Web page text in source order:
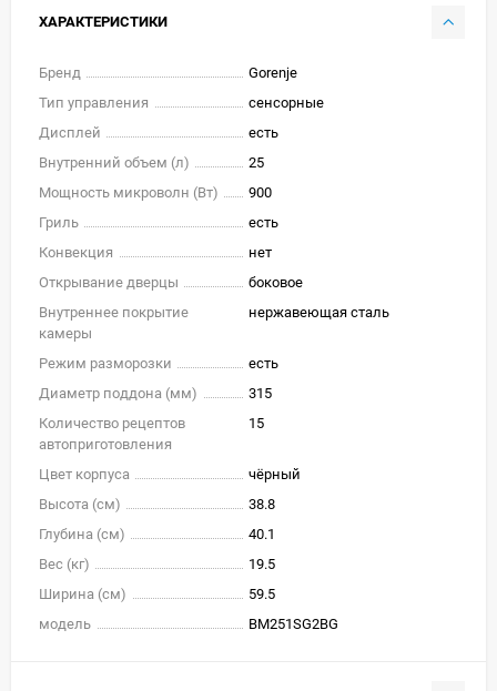
ХАРАКТЕРИСТИКИ
Бренд
Gorenje
Тип управления
сенсорные
Дисплей
есть
Внутренний объем (л)
25
Мощность микроволн (Вт)
900
Гриль
есть
Конвекция
нет
Открывание дверцы
боковое
Внутреннее покрытие
камеры
нержавеющая сталь
Режим разморозки
есть
Диаметр поддона (мм)
315
Количество рецептов
автоприготовления
15
Цвет корпуса
чёрный
Высота (см)
38.8
Глубина (см)
40.1
Вес (кг)
19.5
Ширина (см)
59.5
модель
BM251SG2BG